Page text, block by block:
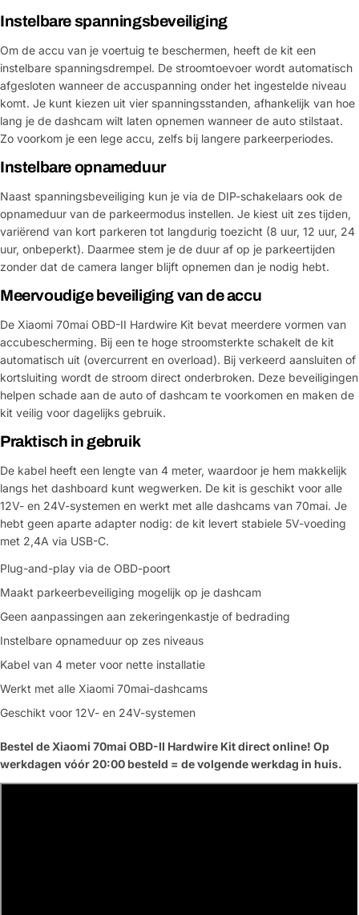
Instelbare spanningsbeveiliging
Om de accu van je voertuig te beschermen, heeft de kit een
instelbare spanningsdrempel. De stroomtoevoer wordt automatisch
afgesloten wanneer de accuspanning onder het ingestelde niveau
komt. Je kunt kiezen uit vier spanningsstanden, afhankelijk van hoe
lang je de dashcam wilt laten opnemen wanneer de auto stilstaat.
Zo voorkom je een lege accu, zelfs bij langere parkeerperiodes.
Instelbare opnameduur
Naast spanningsbeveiliging kun je via de DIP-schakelaars ook de
opnameduur van de parkeermodus instellen. Je kiest uit zes tijden,
variërend van kort parkeren tot langdurig toezicht (8 uur, 12 uur, 24
uur, onbeperkt). Daarmee stem je de duur af op je parkeertijden
zonder dat de camera langer blijft opnemen dan je nodig hebt.
Meervoudige beveiliging van de accu
De Xiaomi 70mai OBD-II Hardwire Kit bevat meerdere vormen van
accubescherming. Bij een te hoge stroomsterkte schakelt de kit
automatisch uit (overcurrent en overload). Bij verkeerd aansluiten of
kortsluiting wordt de stroom direct onderbroken. Deze beveiligingen
helpen schade aan de auto of dashcam te voorkomen en maken de
kit veilig voor dagelijks gebruik.
Praktisch in gebruik
De kabel heeft een lengte van 4 meter, waardoor je hem makkelijk
langs het dashboard kunt wegwerken. De kit is geschikt voor alle
12V- en 24V-systemen en werkt met alle dashcams van 70mai. Je
hebt geen aparte adapter nodig: de kit levert stabiele 5V-voeding
met 2,4A via USB-C.
Plug-and-play via de OBD-poort
Maakt parkeerbeveiliging mogelijk op je dashcam
Geen aanpassingen aan zekeringenkastje of bedrading
Instelbare opnameduur op zes niveaus
Kabel van 4 meter voor nette installatie
Werkt met alle Xiaomi 70mai-dashcams
Geschikt voor 12V- en 24V-systemen
Bestel de Xiaomi 70mai OBD-II Hardwire Kit direct online! Op
werkdagen vóór 20:00 besteld = de volgende werkdag in huis.